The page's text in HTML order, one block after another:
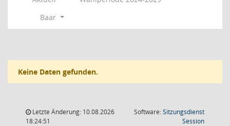
Baar
Keine Daten gefunden.
Letzte Änderung: 10.08.2026
18:24:51
Software:Sitzungsdienst
Session(Wird in